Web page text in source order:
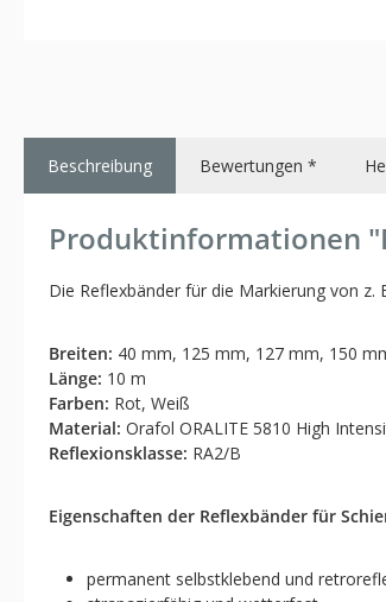
Beschreibung Bewertungen *
Produktinformationen
Die Reflexbänder für die Markierung von z.
Breiten: 40 mm, 125 mm, 127 mm, 150
Länge: 10 m
Farben: Rot, Weiß
Material: Orafol ORALITE 5810 High
Reflexionsklasse: RA2/B
Eigenschaften der Reflexbänder für
permanent selbstklebend und